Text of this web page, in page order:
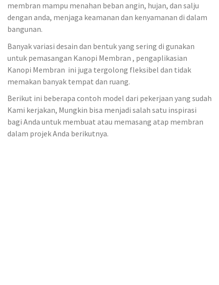
membran mampu menahan beban angin, hujan, dan salju
dengan anda, menjaga keamanan dan kenyamanan di dalam
bangunan.
Banyak variasi desain dan bentuk yang sering di gunakan
untuk pemasangan Kanopi Membran , pengaplikasian
Kanopi Membran ini juga tergolong fleksibel dan tidak
memakan banyak tempat dan ruang.
Berikut ini beberapa contoh model dari pekerjaan yang sudah
Kami kerjakan, Mungkin bisa menjadi salah satu inspirasi
bagi Anda untuk membuat atau memasang atap membran
dalam projek Anda berikutnya.